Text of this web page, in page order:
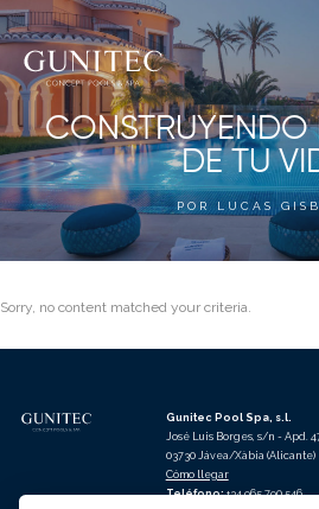
The
Airbnb
Blog –
Belong
Anywhere
CONSTRUYENDO
DE TU
POR LUCAS
Sorry, no content matched your criteria.
Gunitec Pool Spa, s.l.
José Luis Borges, s/n - Apd.
03730 Jávea/Xàbia (Alicante)
Cómo llegar
Teléfono:+34 965 790 546